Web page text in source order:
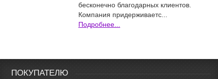
бесконечно благодарных клиентов.
Компания придерживаетс...
Подробнее...
ПОКУПАТЕЛЮ